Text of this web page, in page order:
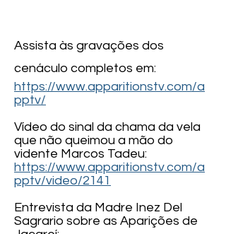
​Assista às gravações dos
cenáculo completos em:
https://www.apparitionstv.com/a
pptv/
Vídeo do sinal da chama da vela
que não queimou a mão do
vidente Marcos Tadeu:
https://www.apparitionstv.com/a
pptv/video/2141
Entrevista da Madre Inez Del
Sagrario sobre as Aparições de